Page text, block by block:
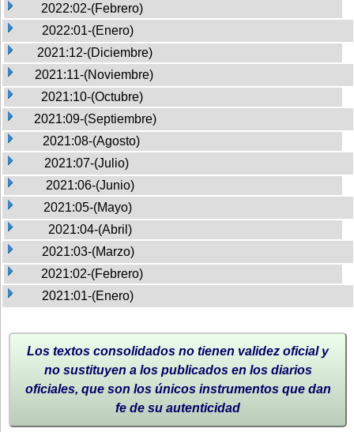
2022:02-(Febrero)
2022:01-(Enero)
2021:12-(Diciembre)
2021:11-(Noviembre)
2021:10-(Octubre)
2021:09-(Septiembre)
2021:08-(Agosto)
2021:07-(Julio)
2021:06-(Junio)
2021:05-(Mayo)
2021:04-(Abril)
2021:03-(Marzo)
2021:02-(Febrero)
2021:01-(Enero)
Los textos consolidados no tienen validez oficial y
no sustituyen a los publicados en los diarios
oficiales, que son los únicos instrumentos que dan
fe de su autenticidad